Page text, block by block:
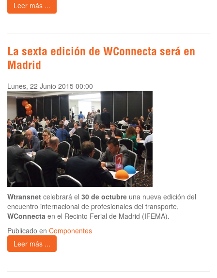
Leer más ...
La sexta edición de WConnecta será en
Madrid
Lunes, 22 Junio 2015 00:00
Wtransnet celebrará el 30 de octubre una nueva edición del
encuentro internacional de profesionales del transporte,
WConnecta en el Recinto Ferial de Madrid (IFEMA).
Publicado en Componentes
Leer más ...